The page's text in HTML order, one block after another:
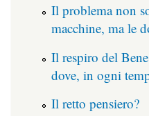
Il problema non
macchine, ma le
Il respiro del
dove, in ogni
Il retto pensiero?